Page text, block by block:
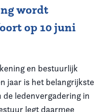
wordt
op 10 juni
en bestuurlijk
jaar is het belangrijkste
de ledenvergadering in
legt daarmee